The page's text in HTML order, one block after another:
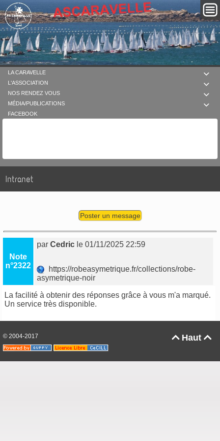

LA CARAVELLE

L'ASSOCIATION

NOS RENDEZ VOUS

MÉDIA/PUBLICATIONS
FACEBOOK
Intranet
Poster un message
Note
n°2322
parCedric le 01/11/2025 22:59
https://robeasymetrique.fr/collections/robe-
asymetrique-noir
La facilité à obtenir des réponses grâce à vous m'a marqué.
Un service très disponible.
Haut 
© 2004-2017